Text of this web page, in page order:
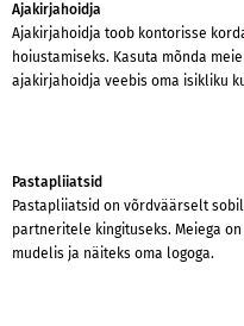
Ajakirjahoidja
Ajakirjahoidja toob kontorisse
hoiustamiseks. Kasuta mõnda
ajakirjahoidja veebis oma isikliku
Pastapliiatsid
Pastapliiatsid on võrdväärselt
partneritele kingituseks. Meiega
mudelis ja näiteks oma logoga.